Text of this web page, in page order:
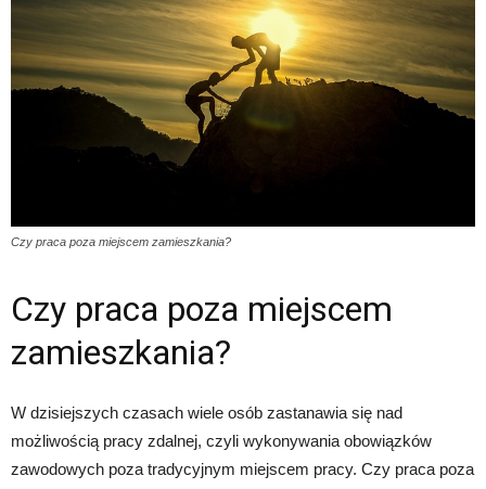
Czy praca poza miejscem zamieszkania?
Czy praca poza miejscem
zamieszkania?
W dzisiejszych czasach wiele osób zastanawia się nad
możliwością pracy zdalnej, czyli wykonywania obowiązków
zawodowych poza tradycyjnym miejscem pracy. Czy praca poza